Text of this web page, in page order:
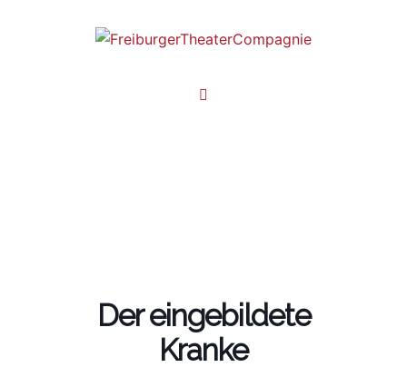
Inhalt
Der eingebildete
Kranke